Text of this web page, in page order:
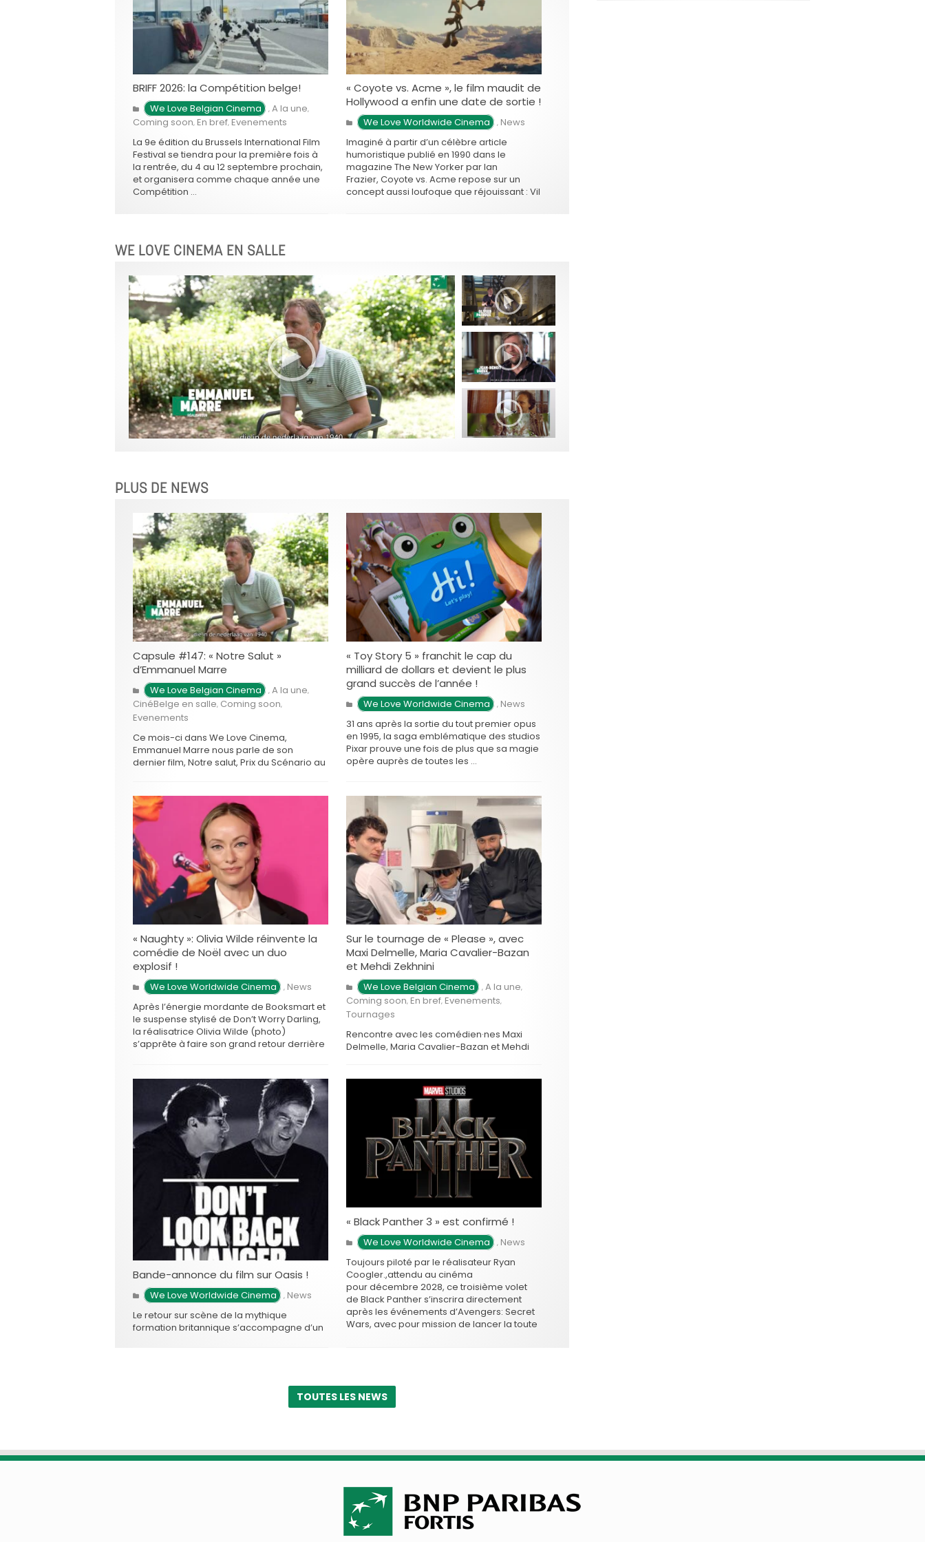
BRIFF 2026: la Compétition belge!
We Love Belgian Cinema , A la une,
Coming soon, En bref, Evenements
La 9e édition du Brussels International Film
Festival se tiendra pour la première fois à
la rentrée, du 4 au 12 septembre prochain,
et organisera comme chaque année une
Compétition …
« Coyote vs. Acme », le film maudit de
Hollywood a enfin une date de sortie !
We Love Worldwide Cinema , News
Imaginé à partir d’un célèbre article
humoristique publié en 1990 dans le
magazine The New Yorker par Ian
Frazier, Coyote vs. Acme repose sur un
concept aussi loufoque que réjouissant : Vil
WE LOVE CINEMA EN SALLE
PLUS DE NEWS
Capsule #147: « Notre Salut »
d’Emmanuel Marre
We Love Belgian Cinema , A la une,
CinéBelge en salle, Coming soon,
Evenements
Ce mois-ci dans We Love Cinema,
Emmanuel Marre nous parle de son
dernier film, Notre salut, Prix du Scénario au
« Toy Story 5 » franchit le cap du
milliard de dollars et devient le plus
grand succès de l’année !
We Love Worldwide Cinema , News
31 ans après la sortie du tout premier opus
en 1995, la saga emblématique des studios
Pixar prouve une fois de plus que sa magie
opère auprès de toutes les …
« Naughty »: Olivia Wilde réinvente la
comédie de Noël avec un duo
explosif !
We Love Worldwide Cinema , News
Après l’énergie mordante de Booksmart et
le suspense stylisé de Don’t Worry Darling,
la réalisatrice Olivia Wilde (photo)
s’apprête à faire son grand retour derrière
Sur le tournage de « Please », avec
Maxi Delmelle, Maria Cavalier-Bazan
et Mehdi Zekhnini
We Love Belgian Cinema , A la une,
Coming soon, En bref, Evenements,
Tournages
Rencontre avec les comédien·nes Maxi
Delmelle, Maria Cavalier-Bazan et Mehdi
Robert. A LIRE AUSSI Sur le tournage de
Bande-annonce du film sur Oasis !
We Love Worldwide Cinema , News
Le retour sur scène de la mythique
formation britannique s’accompagne d’un
« Black Panther 3 » est confirmé !
We Love Worldwide Cinema , News
Toujours piloté par le réalisateur Ryan
Coogler.,attendu au cinéma
pour décembre 2028, ce troisième volet
de Black Panther s’inscrira directement
après les événements d’Avengers: Secret
Wars, avec pour mission de lancer la toute
TOUTES LES NEWS